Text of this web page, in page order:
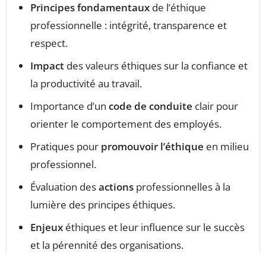
Principes fondamentaux de l’éthique
professionnelle : intégrité, transparence et
respect.
Impact des valeurs éthiques sur la confiance et
la productivité au travail.
Importance d’un code de conduite clair pour
orienter le comportement des employés.
Pratiques pour promouvoir l’éthique en milieu
professionnel.
Évaluation desactions professionnelles à la
lumière des principes éthiques.
Enjeux éthiques et leur influence sur le succès
et la pérennité des organisations.